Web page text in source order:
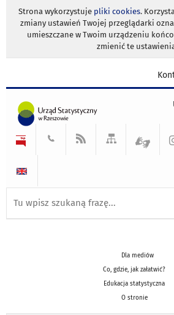
Strona wykorzystuje pliki cookies.
zmiany ustawień Twojej przeglądarki
umieszczane w Twoim urządzeniu
zmienić te
Dla mediów
Co, gdzie, jak załatwić?
Edukacja statystyczna
O stronie